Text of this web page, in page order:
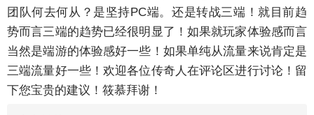
团队何去何从？是坚持PC端。还是转战三端！就目前趋
势而言三端的趋势已经很明显了！如果就玩家体验感而言
当然是端游的体验感好一些！如果单纯从流量来说肯定是
三端流量好一些！欢迎各位传奇人在评论区进行讨论！留
下您宝贵的建议！筱慕拜谢！